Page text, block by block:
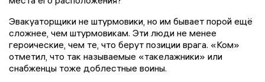
Эвакуаторщики не штурмовики, но им бывает порой ещё
сложнее, чем штурмовикам. Эти люди не менее
героические, чем те, что берут позиции врага. «Ком»
отметил, что так называемые «такелажники» или
снабженцы тоже доблестные воины.